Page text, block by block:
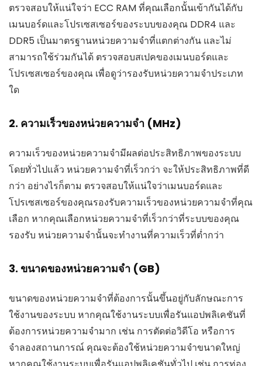
ตรวจสอบให้แน่ใจว่า ECC RAM ที่คุณเลือกนั้นเข้ากันได้กับ
เมนบอร์ดและโปรเซสเซอร์ของระบบของคุณ DDR4 และ
DDR5 เป็นมาตรฐานหน่วยความจำที่แตกต่างกัน และไม่
สามารถใช้ร่วมกันได้ ตรวจสอบสเปคของเมนบอร์ดและ
โปรเซสเซอร์ของคุณ เพื่อดูว่ารองรับหน่วยความจำประเภท
ใด
2. ความเร็วของหน่วยความจำ (MHz)
ความเร็วของหน่วยความจำมีผลต่อประสิทธิภาพของระบบ
โดยทั่วไปแล้ว หน่วยความจำที่เร็วกว่า จะให้ประสิทธิภาพที่ดี
กว่า อย่างไรก็ตาม ตรวจสอบให้แน่ใจว่าเมนบอร์ดและ
โปรเซสเซอร์ของคุณรองรับความเร็วของหน่วยความจำที่คุณ
เลือก หากคุณเลือกหน่วยความจำที่เร็วกว่าที่ระบบของคุณ
รองรับ หน่วยความจำนั้นจะทำงานที่ความเร็วที่ต่ำกว่า
3. ขนาดของหน่วยความจำ (GB)
ขนาดของหน่วยความจำที่ต้องการนั้นขึ้นอยู่กับลักษณะการ
ใช้งานของระบบ หากคุณใช้งานระบบเพื่อรันแอปพลิเคชันที่
ต้องการหน่วยความจำมาก เช่น การตัดต่อวิดีโอ หรือการ
จำลองสถานการณ์ คุณจะต้องใช้หน่วยความจำขนาดใหญ่